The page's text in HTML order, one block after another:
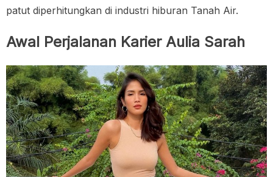
patut diperhitungkan di industri hiburan Tanah Air.
Awal Perjalanan Karier Aulia Sarah